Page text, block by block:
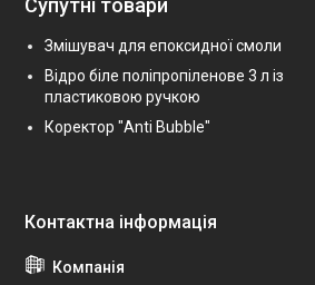
Супутні товари
Змішувач для епоксидної смоли
Відро біле поліпропіленове 3 л із
пластиковою ручкою
Коректор "Anti Bubble"